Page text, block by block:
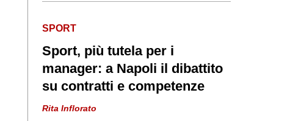
SPORT
Sport, più tutela per i
manager: a Napoli il dibattito
su contratti e competenze
Rita Inflorato